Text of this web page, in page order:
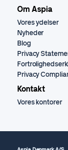
Om Aspia
Vores ydelser
Nyheder
Blog
Privacy
Privacy
Kontakt
Vores kontorer